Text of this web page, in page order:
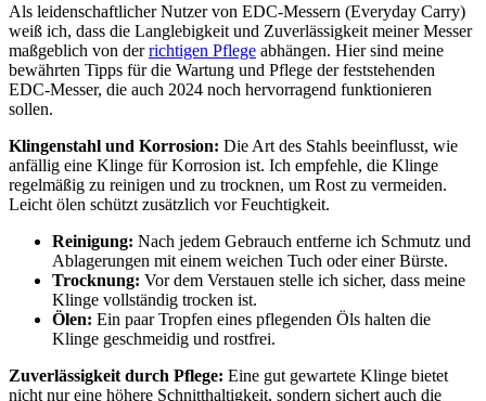
Als leidenschaftlicher Nutzer von EDC-Messern (Everyday Carry)
weiß ich, dass die Langlebigkeit und Zuverlässigkeit meiner Messer
maßgeblich von derrichtigen Pflege abhängen. Hier sind meine
bewährten Tipps für die Wartung und Pflege der feststehenden
EDC-Messer, die auch 2024 noch hervorragend funktionieren
sollen.
Klingenstahl und Korrosion: Die Art des Stahls beeinflusst, wie
anfällig eine Klinge für Korrosion ist. Ich empfehle, die Klinge
regelmäßig zu reinigen und zu trocknen, um Rost zu vermeiden.
Leicht ölen schützt zusätzlich vor Feuchtigkeit.
Reinigung: Nach jedem Gebrauch entferne ich Schmutz und
Ablagerungen mit einem weichen Tuch oder einer Bürste.
Trocknung: Vor dem Verstauen stelle ich sicher, dass meine
Klinge vollständig trocken ist.
Ölen: Ein paar Tropfen eines pflegenden Öls halten die
Klinge geschmeidig und rostfrei.
Zuverlässigkeit durch Pflege: Eine gut gewartete Klinge bietet
nicht nur eine höhere Schnitthaltigkeit, sondern sichert auch die